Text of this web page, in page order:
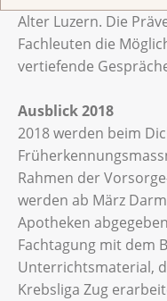
Alter Luzern. Die
Fachleuten die
vertiefende
Ausblick 2018
2018 werden beim
Rahmen der
werden ab März
Apotheken
Fachtagung mit dem
Unterrichtsmaterial,
Krebsliga Zug